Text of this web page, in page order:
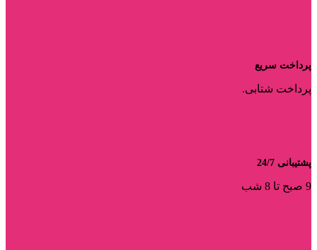
پرداخت سریع
پرداخت شتابی.
پشتیبانی 24/7
9 صبح تا 8 شب